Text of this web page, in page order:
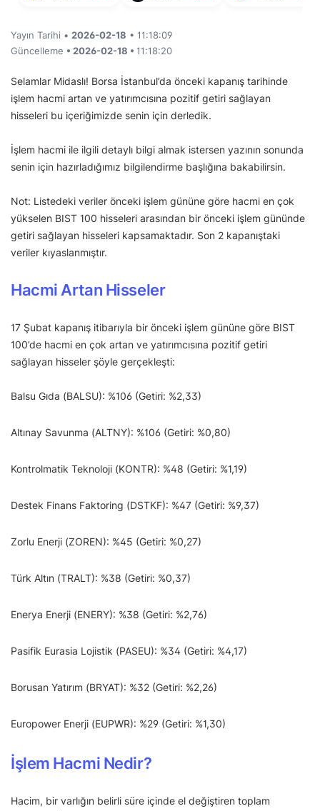
Yayın Tarihi • 2026-02-18 • 11:18:09
Güncelleme • 2026-02-18 • 11:18:20
Selamlar Midaslı! Borsa İstanbul’da önceki kapanış tarihinde
işlem hacmi artan ve yatırımcısına pozitif getiri sağlayan
hisseleri bu içeriğimizde senin için derledik.
İşlem hacmi ile ilgili detaylı bilgi almak istersen yazının sonunda
senin için hazırladığımız bilgilendirme başlığına bakabilirsin.
Not: Listedeki veriler önceki işlem gününe göre hacmi en çok
yükselen BIST 100 hisseleri arasından bir önceki işlem gününde
getiri sağlayan hisseleri kapsamaktadır. Son 2 kapanıştaki
veriler kıyaslanmıştır.
Hacmi Artan Hisseler
17 Şubat kapanış itibarıyla bir önceki işlem gününe göre BIST
100’de hacmi en çok artan ve yatırımcısına pozitif getiri
sağlayan hisseler şöyle gerçekleşti:
Balsu Gıda (BALSU): %106 (Getiri: %2,33)
Altınay Savunma (ALTNY): %106 (Getiri: %0,80)
Kontrolmatik Teknoloji (KONTR): %48 (Getiri: %1,19)
Destek Finans Faktoring (DSTKF): %47 (Getiri: %9,37)
Zorlu Enerji (ZOREN): %45 (Getiri: %0,27)
Türk Altın (TRALT): %38 (Getiri: %0,37)
Enerya Enerji (ENERY): %38 (Getiri: %2,76)
Pasifik Eurasia Lojistik (PASEU): %34 (Getiri: %4,17)
Borusan Yatırım (BRYAT): %32 (Getiri: %2,26)
Europower Enerji (EUPWR): %29 (Getiri: %1,30)
İşlem Hacmi Nedir?
Hacim, bir varlığın belirli süre içinde el değiştiren toplam